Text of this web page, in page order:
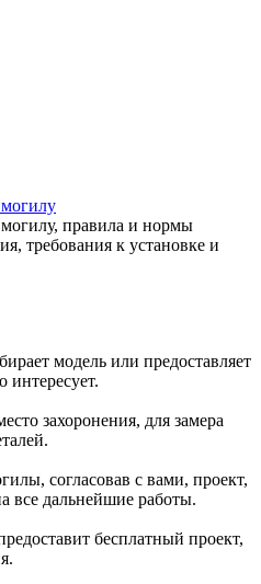
правила и нормы
требования к установке и
модель или предоставляет
интересует.
захоронения, для замера
согласовав с вами, проект,
все дальнейшие работы.
бесплатный проект,